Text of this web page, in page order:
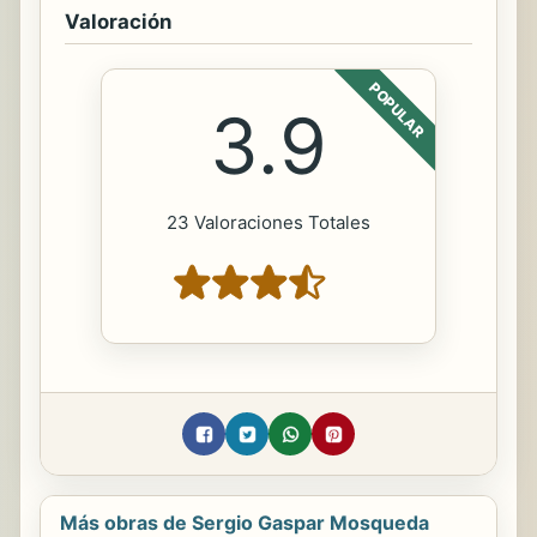
Valoración
POPULAR
3.9
23 Valoraciones Totales
Más obras de Sergio Gaspar Mosqueda